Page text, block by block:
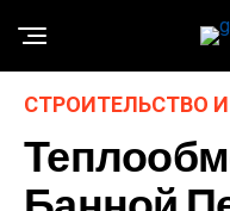
СТРОИТЕЛЬСТВО